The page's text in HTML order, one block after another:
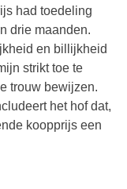
had toedeling
drie maanden.
en billijkheid
strikt toe te
trouw bewijzen.
het hof dat,
koopprijs een